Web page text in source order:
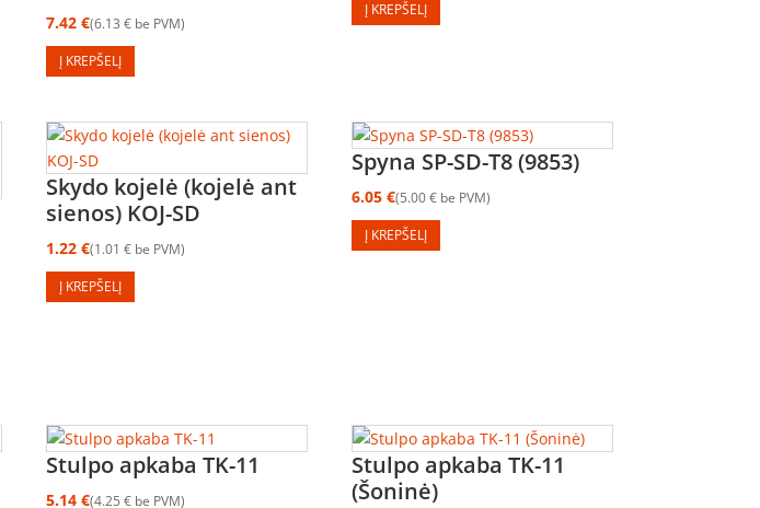
7.42€ 6.13€ be PVM
Į KREPŠELĮ
Į KREPŠELĮ
Skydo kojelė (kojelė ant
sienos) KOJ-SD
1.22€ 1.01€ be PVM
Į KREPŠELĮ
Spyna SP-SD-T8 (9853)
6.05€ 5.00€ be PVM
Į KREPŠELĮ
Stulpo apkaba TK-11
5.14€ 4.25€ be PVM
Stulpo apkaba TK-11
(Šoninė)